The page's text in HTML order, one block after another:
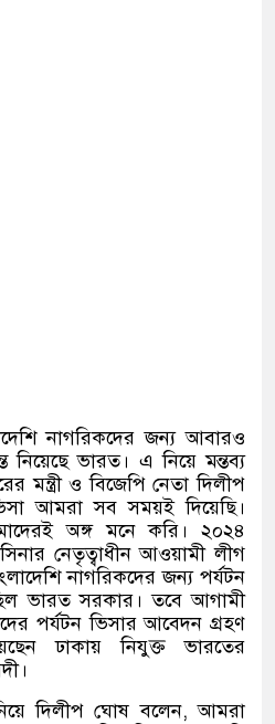
নাগরিকদের জন্য আবারও
নিয়েছে ভারত। এ নিয়ে মন্তব্য
মন্ত্রী ও বিজেপি নেতা দিলীপ
আমরা সব সময়ই দিয়েছি।
অঙ্গ মনে করি। ২০২৪
নেতৃত্বাধীন আওয়ামী লীগ
নাগরিকদের জন্য পর্যটন
ভারত সরকার। তবে আগামী
পর্যটন ভিসার আবেদন গ্রহণ
ঢাকায় নিযুক্ত ভারতের
দিলীপ ঘোষ বলেন,আমরা